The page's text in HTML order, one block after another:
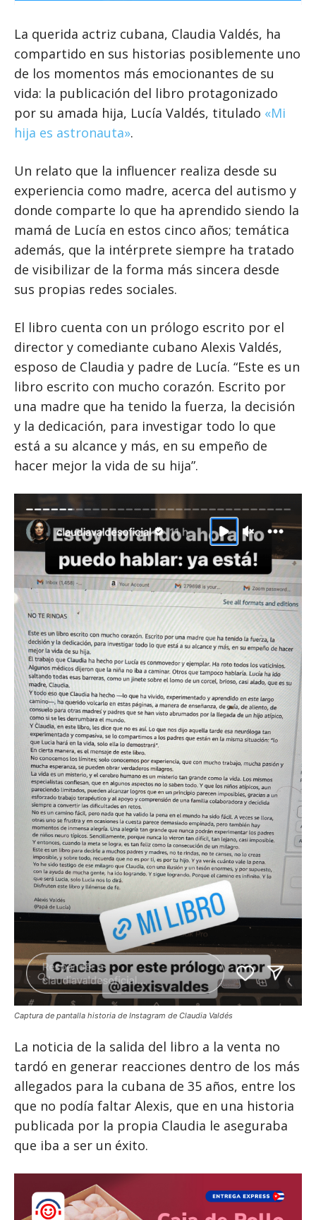
La querida actriz cubana, Claudia Valdés, ha
compartido en sus historias posiblemente uno
de los momentos más emocionantes de su
vida: la publicación del libro protagonizado
por su amada hija, Lucía Valdés, titulado «Mi
hija es astronauta».
Un relato que la influencer realiza desde su
experiencia como madre, acerca del autismo y
donde comparte lo que ha aprendido siendo la
mamá de Lucía en estos cinco años; temática
además, que la intérprete siempre ha tratado
de visibilizar de la forma más sincera desde
sus propias redes sociales.
El libro cuenta con un prólogo escrito por el
director y comediante cubano Alexis Valdés,
esposo de Claudia y padre de Lucía. “Este es un
libro escrito con mucho corazón. Escrito por
una madre que ha tenido la fuerza, la decisión
y la dedicación, para investigar todo lo que
está a su alcance y más, en su empeño de
hacer mejor la vida de su hija”.
Captura de pantalla historia de Instagram de Claudia Valdés
La noticia de la salida del libro a la venta no
tardó en generar reacciones dentro de los más
allegados para la cubana de 35 años, entre los
que no podía faltar Alexis, que en una historia
publicada por la propia Claudia le aseguraba
que iba a ser un éxito.